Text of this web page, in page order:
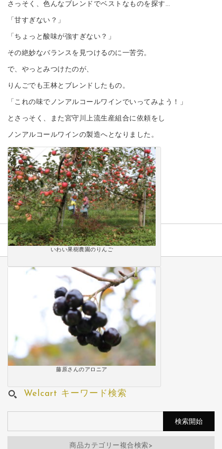
さっそく、色んなブレンドでベストなものを探す…
「甘すぎない？」
「ちょっと酸味が強すぎない？」
その絶妙なバランスを見つけるのに一苦労。
で、やっとみつけたのが、
りんごでも王林とブレンドしたもの。
「これの味でノンアルコールワインでいってみよう！」
とさっそく、また宮守川上流生産組合に依頼をし
ノンアルコールワインの製造へとなりました。
いわい果樹農園のりんご
藤原さんのアロニア
Welcart キーワード検索
商品カテゴリー複合検索>